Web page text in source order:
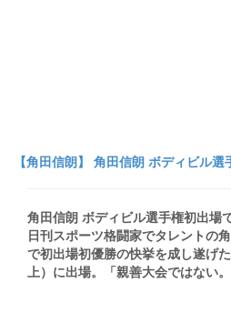
【角田信朗】 角田信朗 ボディビル
角田信朗 ボディビル選手権初出場
日刊スポーツ格闘家でタレントの
で初出場初優勝の快挙を成し遂げ
上）に出場。「親善大会ではない